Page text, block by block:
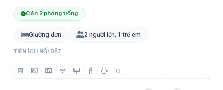
Còn 2 phòng trống
Giường đơn 2 người lớn, 1 trẻ em
TIỆN ÍCH NỔI BẬT
+9